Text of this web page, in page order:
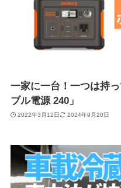
一家に一台！一つは持
ブル電源 240」
2022年3月12日 2024年9月20日